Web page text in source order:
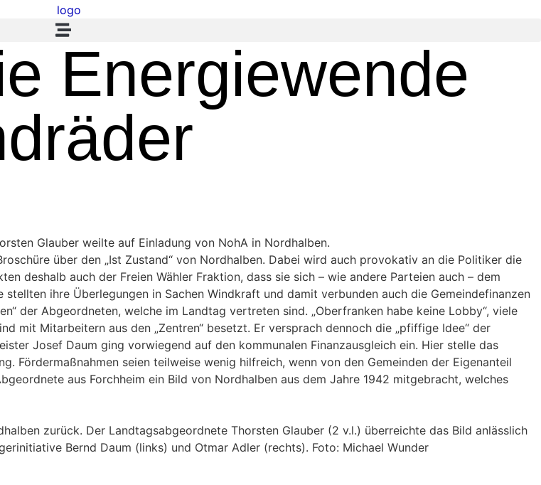
Energiewende
Glauber weilte auf Einladung von NohA in Nordhalben.
über den „Ist Zustand“ von Nordhalben. Dabei wird auch provokativ an die Politiker die
deshalb auch der Freien Wähler Fraktion, dass sie sich – wie andere Parteien auch – dem
ihre Überlegungen in Sachen Windkraft und damit verbunden auch die Gemeindefinanzen
der Abgeordneten, welche im Landtag vertreten sind. „Oberfranken habe keine Lobby“, viele
mit Mitarbeitern aus den „Zentren“ besetzt. Er versprach dennoch die „pfiffige Idee“ der
Josef Daum ging vorwiegend auf den kommunalen Finanzausgleich ein. Hier stelle das
Fördermaßnahmen seien teilweise wenig hilfreich, wenn von den Gemeinden der Eigenanteil
aus Forchheim ein Bild von Nordhalben aus dem Jahre 1942 mitgebracht, welches
zurück. Der Landtagsabgeordnete Thorsten Glauber (2 v.l.) überreichte das Bild anlässlich
Bernd Daum (links) und Otmar Adler (rechts). Foto: Michael Wunder